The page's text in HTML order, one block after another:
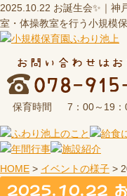
2025.10.22 お誕生会✨｜神
室・体操教室を行う小規模
保育時間 7：00～19
HOME > イベントの様子 >
2025.10.22 お